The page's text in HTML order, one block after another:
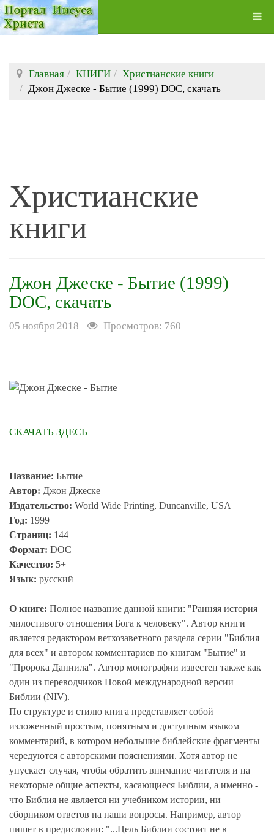
Главная КНИГИ
Христианские книги
Джон Джеске - Бытие (1999) DOC, скачать
Христианские
книги
Джон Джеске - Бытие (1999)
DOC, скачать
05 ноября 2018 Просмотров: 760
СКАЧАТЬ ЗДЕСЬ
Название: Бытие
Автор: Джон Джеске
Издательство: World Wide Printing, Duncanville, USA
Год: 1999
Страниц: 144
Формат: DOC
Качество: 5+
Язык: русский
О книге: Полное название данной книги: "Ранняя история
милостивого отношения Бога к человеку". Автор книги
является редактором ветхозаветного раздела серии "Библия
для всех" и автором комментариев по книгам "Бытие" и
"Пророка Даниила". Автор монографии известен также как
один из переводчиков Новой международной версии
Библии (NIV).
По структуре и стилю книга представляет собой
изложенный простым, понятным и доступным языком
комментарий, в котором небольшие библейские фрагменты
чередуются с авторскими пояснениями. Хотя автор не
упускает случая, чтобы обратить внимание читателя и на
некоторые общие аспекты, касающиеся Библии, а именно -
что Библия не является ни учебником истории, ни
сборником ответов на наши вопросы. Например, автор
пишет в предисловии: "...Цель Библии состоит не в